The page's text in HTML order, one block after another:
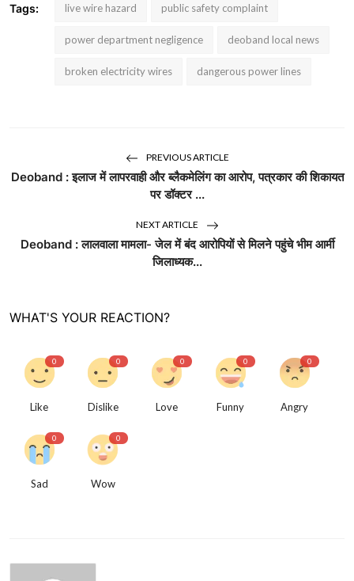
Tags: live wire hazard public safety complaint
power department negligence deoband local news
broken electricity wires dangerous power lines
PREVIOUS ARTICLE
Deoband : इलाज में लापरवाही और ब्लैकमेलिंग का आरोप, पत्रकार की शिकायत
पर डॉक्टर ...
NEXT ARTICLE
Deoband : लालवाला मामला- जेल में बंद आरोपियों से मिलने पहुंचे भीम आर्मी
जिलाध्यक...
WHAT'S YOUR REACTION?
0
Like
0
Dislike
0
Love
0
Funny
0
Angry
0
Sad
0
Wow